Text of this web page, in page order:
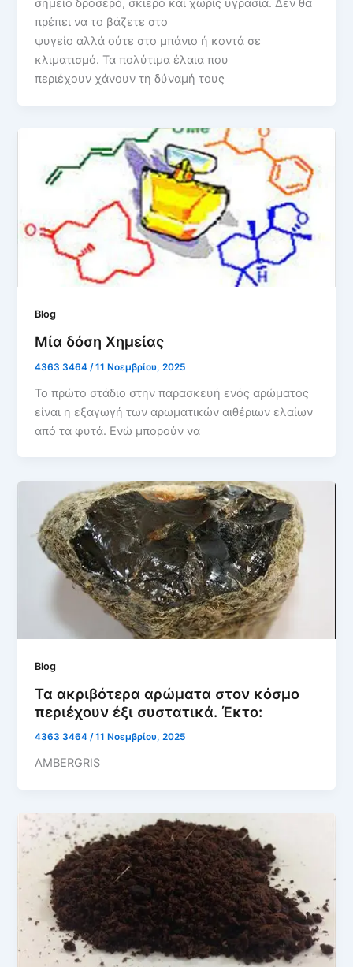
σημείο δροσερό, σκιερό και χωρίς υγρασία. Δεν θα
πρέπει να το βάζετε στο
ψυγείο αλλά ούτε στο μπάνιο ή κοντά σε
κλιματισμό. Τα πολύτιμα έλαια που
περιέχουν χάνουν τη δύναμή τους
Blog
Μία δόση Χημείας
4363 3464 /11 Νοεμβρίου, 2025
Το πρώτο στάδιο στην παρασκευή ενός αρώματος
είναι η εξαγωγή των αρωματικών αιθέριων ελαίων
από τα φυτά. Ενώ μπορούν να
Blog
Τα ακριβότερα αρώματα στον κόσμο
περιέχουν έξι συστατικά. Έκτο:
4363 3464/11 Νοεμβρίου, 2025
AMBERGRIS